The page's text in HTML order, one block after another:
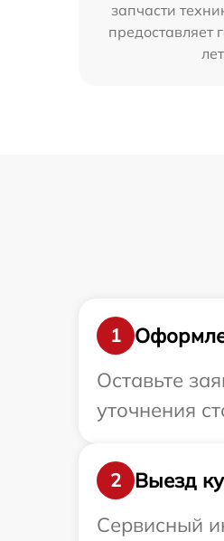
запчасти
предоставляет
1
Оставьте
уточнения
2
Выезд
Сервисный